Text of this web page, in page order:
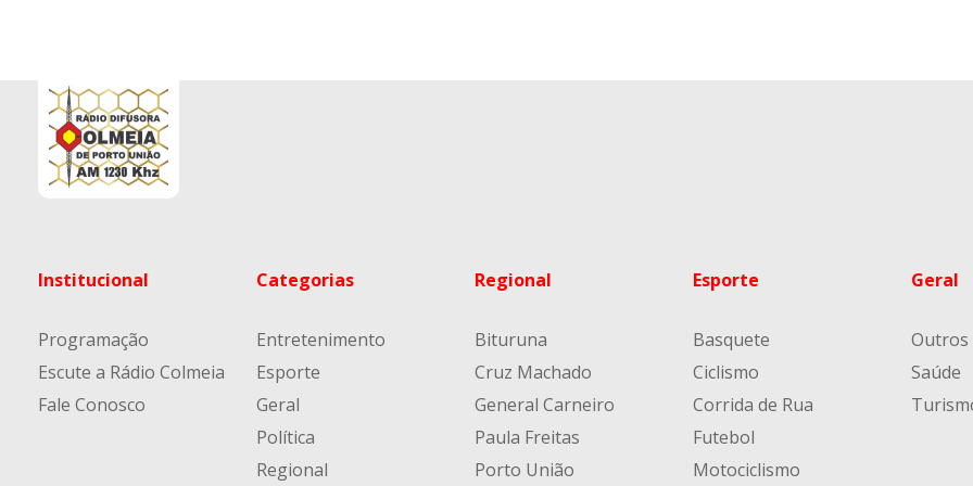
Institucional
Programação
Escute a Rádio Colmeia
Fale Conosco
Categorias
Entretenimento
Esporte
Geral
Política
Regional
Regional
Bituruna
Cruz Machado
General Carneiro
Paula Freitas
Porto União
Esporte
Basquete
Ciclismo
Corrida de Rua
Futebol
Motociclismo
Geral
Outros
Saúde